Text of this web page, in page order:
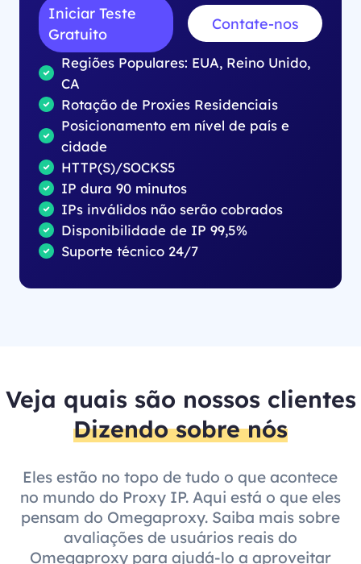
Iniciar Teste
Gratuito
Contate-nos
Regiões Populares: EUA, Reino Unido,
CA
Rotação de Proxies Residenciais
Posicionamento em nível de país e
cidade
HTTP(S)/SOCKS5
IP dura 90 minutos
IPs inválidos não serão cobrados
Disponibilidade de IP 99,5%
Suporte técnico 24/7
Veja quais são nossos clientes
Dizendo sobre nós
Eles estão no topo de tudo o que acontece
no mundo do Proxy IP. Aqui está o que eles
pensam do Omegaproxy. Saiba mais sobre
avaliações de usuários reais do
Omegaproxy para ajudá-lo a aproveitar